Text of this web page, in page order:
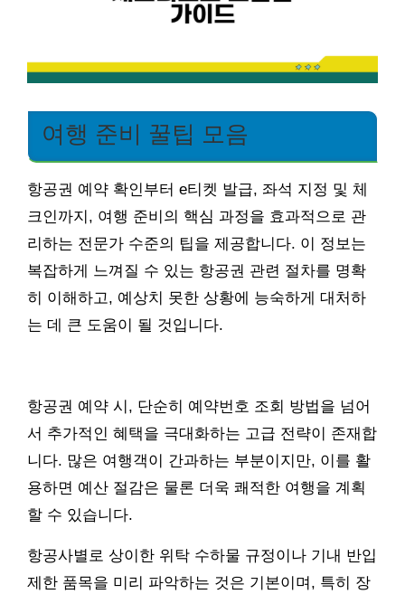
여행 준비 꿀팁 모음
항공권 예약 확인부터 e티켓 발급, 좌석 지정 및 체
크인까지, 여행 준비의 핵심 과정을 효과적으로 관
리하는 전문가 수준의 팁을 제공합니다. 이 정보는
복잡하게 느껴질 수 있는 항공권 관련 절차를 명확
히 이해하고, 예상치 못한 상황에 능숙하게 대처하
는 데 큰 도움이 될 것입니다.
항공권 예약 시, 단순히 예약번호 조회 방법을 넘어
서 추가적인 혜택을 극대화하는 고급 전략이 존재합
니다. 많은 여행객이 간과하는 부분이지만, 이를 활
용하면 예산 절감은 물론 더욱 쾌적한 여행을 계획
할 수 있습니다.
항공사별로 상이한 위탁 수하물 규정이나 기내 반입
제한 품목을 미리 파악하는 것은 기본이며, 특히 장